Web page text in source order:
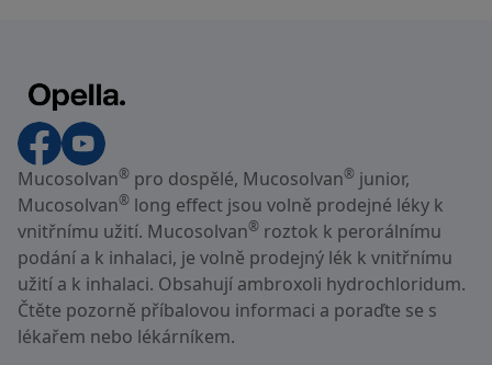
Mucosolvan® pro dospělé, Mucosolvan® junior,
Mucosolvan® long effect jsou volně prodejné léky k
vnitřnímu užití. Mucosolvan® roztok k perorálnímu
podání a k inhalaci, je volně prodejný lék k vnitřnímu
užití a k inhalaci. Obsahují ambroxoli hydrochloridum.
Čtěte pozorně příbalovou informaci a poraďte se s
lékařem nebo lékárníkem.